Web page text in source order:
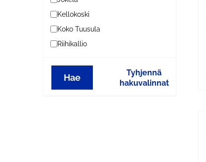
Kellokoski
Koko Tuusula
Riihikallio
Hae
Tyhjennä
hakuvalinnat